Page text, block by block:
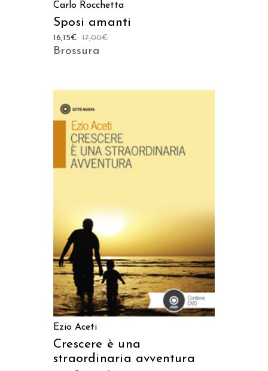
Carlo Rocchetta
Sposi amanti
17,00€
16,15€
Brossura
Ezio Aceti
Crescere è una
straordinaria avventura